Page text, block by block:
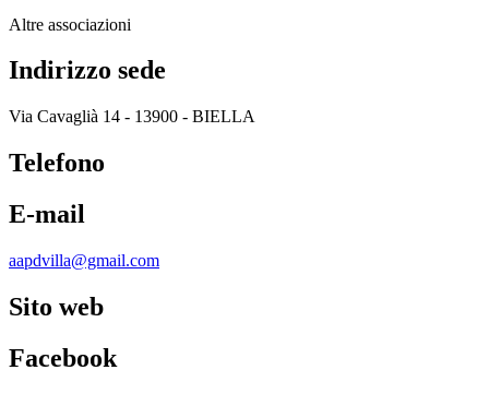
Altre associazioni
Indirizzo sede
Via Cavaglià 14 - 13900 - BIELLA
Telefono
E-mail
aapdvilla@gmail.com
Sito web
Facebook